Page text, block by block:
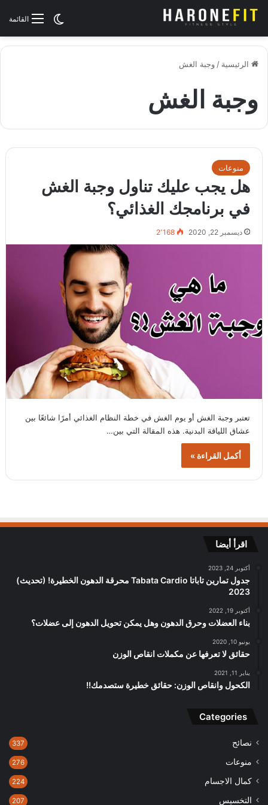
القائمةالوضع
الرئيسية / وجبة الغش
وجبة الغش
منوعات
هل يجب عليك تناول وجبة الغش
في برنامجك الغذائي؟
ديسمبر 22, 2020 2٬168
تعتبر وجبة الغش أو يوم الغش في خطة النظام الغذائي أمرًا شائعًا بين
عشاق اللياقة البدنية. هذه المقالة التي بين…
أكمل القراءة »
اقرأ أيضا
أكتوبر 24, 2023
جدول تمارين تاباتا Tabata Cardio محرقة الدهون الخطيرة! (تحديث)
2023
أكتوبر 19, 2022
بناء العضلات وحرق الدهون وهل يمكن تحويل الدهون إلى عضلات؟
يونيو 10, 2020
حقائق لا تعرفها عن مكملات انقاص الوزن
يناير 11, 2021
الكحول وانقاص الوزن: حقائق خطيرة ستصدمك!!
Categories
نصائح 337
منوعات 276
كمال الاجسام 224
التخسيس 207